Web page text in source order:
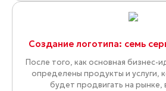
Создание логотипа: семь
После того, как основная бизнес-
определены продукты и услуги,
будет продвигать на рынке,